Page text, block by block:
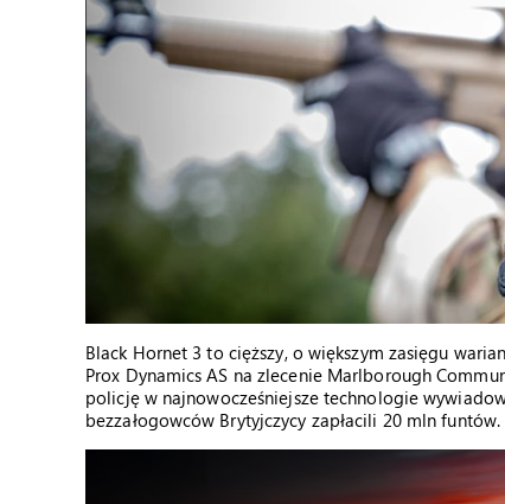
Black Hornet 3 to cięższy, o większym zasięgu
Prox Dynamics AS na zlecenie Marlborough
policję w najnowocześniejsze technologie
bezzałogowców Brytyjczycy zapłacili 20 mln